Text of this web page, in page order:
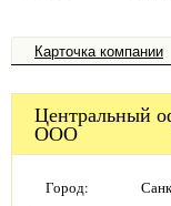
Карточка компании
Центральный
ООО
Город: